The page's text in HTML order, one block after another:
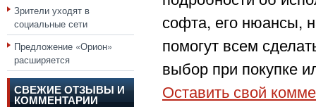
Зрители уходят в
социальные сети
Предложение «Орион»
расширяется
СВЕЖИЕ ОТЗЫВЫ И
КОММЕНТАРИИ
софта, его нюансы,
помогут всем
выбор при покупке
Оставить свой